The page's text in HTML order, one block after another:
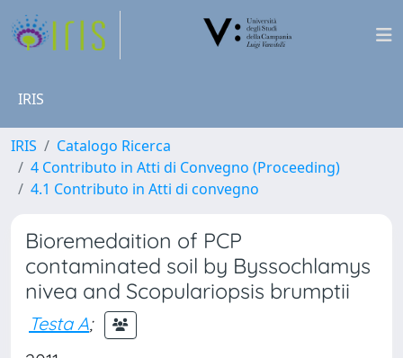
IRIS
IRIS
Catalogo Ricerca
4 Contributo in Atti di Convegno (Proceeding)
4.1 Contributo in Atti di convegno
Bioremedaition of PCP
contaminated soil by Byssochlamys
nivea and Scopulariopsis brumptii
Testa A;